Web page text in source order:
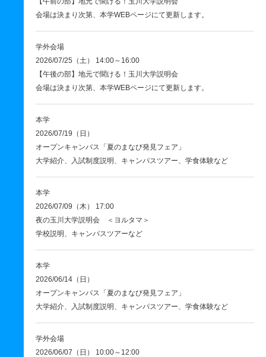
会場は決まり次第、本学WEBページにて更新します。
学外会場
2026/07/25（土） 14:00～16:00
【午後の部】地元で聞ける！玉川大学説明会
会場は決まり次第、本学WEBページにて更新します。
本学
2026/07/19（日）
オープンキャンパス「夏のまなび発見フェア」
大学紹介、入試制度説明、キャンパスツアー、学食体験など
本学
2026/07/09（木） 17:00
夜の玉川大学説明会 ＜ヨルタマ＞
学校説明、キャンパスツアーなど
本学
2026/06/14（日）
オープンキャンパス「夏のまなび発見フェア」
大学紹介、入試制度説明、キャンパスツアー、学食体験など
学外会場
2026/06/07（日） 10:00～12:00